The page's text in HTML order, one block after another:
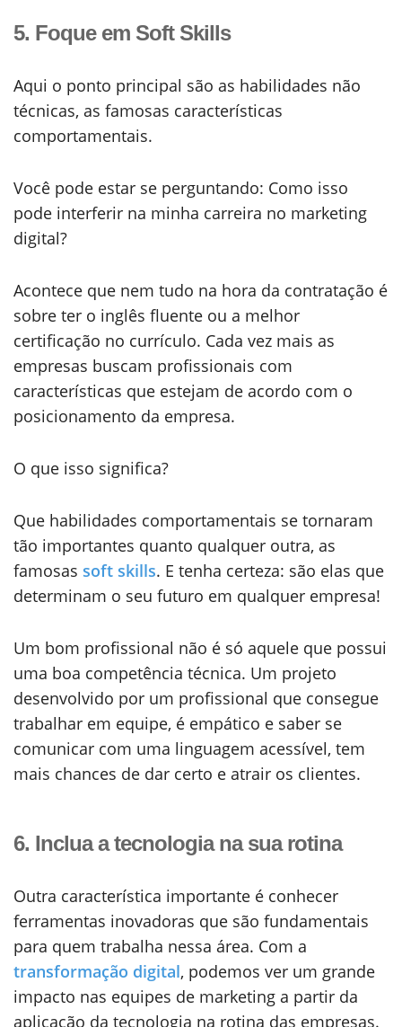
5. Foque em Soft Skills
Aqui o ponto principal são as habilidades não
técnicas, as famosas características
comportamentais.
Você pode estar se perguntando: Como isso
pode interferir na minha carreira no marketing
digital?
Acontece que nem tudo na hora da contratação é
sobre ter o inglês fluente ou a melhor
certificação no currículo. Cada vez mais as
empresas buscam profissionais com
características que estejam de acordo com o
posicionamento da empresa.
O que isso significa?
Que habilidades comportamentais se tornaram
tão importantes quanto qualquer outra, as
famosas soft skills. E tenha certeza: são elas que
determinam o seu futuro em qualquer empresa!
Um bom profissional não é só aquele que possui
uma boa competência técnica. Um projeto
desenvolvido por um profissional que consegue
trabalhar em equipe, é empático e saber se
comunicar com uma linguagem acessível, tem
mais chances de dar certo e atrair os clientes.
6. Inclua a tecnologia na sua rotina
Outra característica importante é conhecer
ferramentas inovadoras que são fundamentais
para quem trabalha nessa área. Com a
transformação digital, podemos ver um grande
impacto nas equipes de marketing a partir da
aplicação da tecnologia na rotina das empresas.